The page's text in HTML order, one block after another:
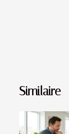
Similaire